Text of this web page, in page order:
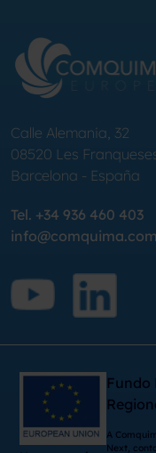
Calle Alemania, 32
08520 Les
Barcelona - España
Tel. +34 936 460 403
info@comquima.com
Fundo
A
Next,